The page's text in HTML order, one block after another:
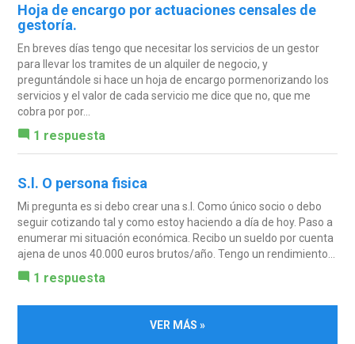
Hoja de encargo por actuaciones censales de
gestoría.
En breves días tengo que necesitar los servicios de un gestor
para llevar los tramites de un alquiler de negocio, y
preguntándole si hace un hoja de encargo pormenorizando los
servicios y el valor de cada servicio me dice que no, que me
cobra por por...
1 respuesta
S.l. O persona fisica
Mi pregunta es si debo crear una s.l. Como único socio o debo
seguir cotizando tal y como estoy haciendo a día de hoy. Paso a
enumerar mi situación económica. Recibo un sueldo por cuenta
ajena de unos 40.000 euros brutos/año. Tengo un rendimiento...
1 respuesta
VER MÁS »